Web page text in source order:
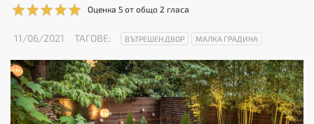
Оценка 5 от общо 2 гласа
11/06/2021 ТАГОВЕ: ВЪТРЕШЕН ДВОР МАЛКА ГРАДИНА